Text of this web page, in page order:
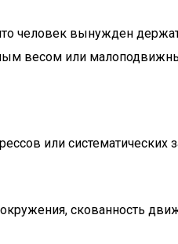
человек вынужден
весом или
или систематических
скованность